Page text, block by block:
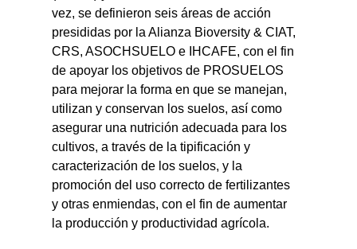
vez, se definieron seis áreas de acción
presididas por la Alianza Bioversity & CIAT,
CRS, ASOCHSUELO e IHCAFE, con el fin
de apoyar los objetivos de PROSUELOS
para mejorar la forma en que se manejan,
utilizan y conservan los suelos, así como
asegurar una nutrición adecuada para los
cultivos, a través de la tipificación y
caracterización de los suelos, y la
promoción del uso correcto de fertilizantes
y otras enmiendas, con el fin de aumentar
la producción y productividad agrícola.